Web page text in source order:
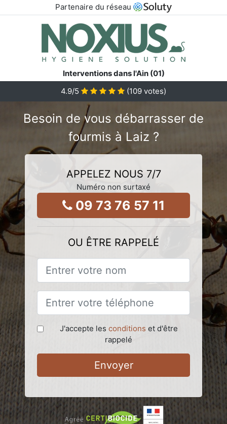
Partenaire du réseau
Interventions dans l'Ain (01)
4.9/5 (109 votes)
Besoin de vous débarrasser de
fourmis à Laiz ?
APPELEZ NOUS 7/7
Numéro non surtaxé
09 73 76 57 11
OU ÊTRE RAPPELÉ
J'accepte les conditions et d'être
rappelé
Envoyer